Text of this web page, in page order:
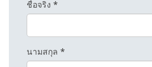
ชื่อจริง *
นามสกุล *